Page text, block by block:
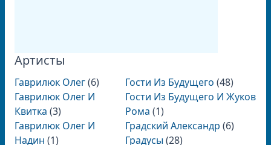
Артисты
Гаврилюк Олег(6)
Гаврилюк Олег И
Квитка (3)
Гаврилюк Олег И
Надин (1)
Гости Из Будущего (48)
Гости Из Будущего И Жуков
Рома (1)
Градский Александр (6)
Градусы (28)